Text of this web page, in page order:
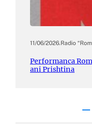
11/06/2026.Radio
Performanca
ani Prishtina